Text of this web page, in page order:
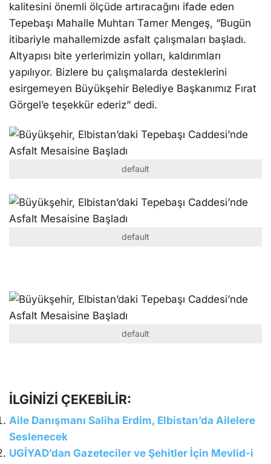
kalitesini önemli ölçüde artıracağını ifade eden
Tepebaşı Mahalle Muhtarı Tamer Mengeş, “Bugün
itibariyle mahallemizde asfalt çalışmaları başladı.
Altyapısı bite yerlerimizin yolları, kaldırımları
yapılıyor. Bizlere bu çalışmalarda desteklerini
esirgemeyen Büyükşehir Belediye Başkanımız Fırat
Görgel’e teşekkür ederiz” dedi.
default
default
default
İLGİNİZİ ÇEKEBİLİR:
Aile Danışmanı Saliha Erdim, Elbistan’da Ailelere
Seslenecek
UGİYAD’dan Gazeteciler ve Şehitler İçin Mevlid-i